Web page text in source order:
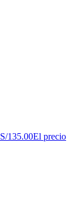
S/135.00El precio